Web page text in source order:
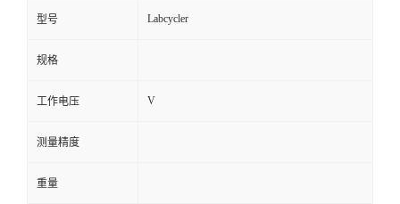
型号 Labcycler
规格
工作电压 V
测量精度
重量